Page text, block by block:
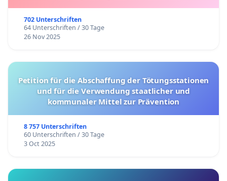
702 Unterschriften
64 Unterschriften / 30 Tage
26 Nov 2025
Petition für die Abschaffung der Tötungsstationen
und für die Verwendung staatlicher und
kommunaler Mittel zur Prävention
8 757 Unterschriften
60 Unterschriften / 30 Tage
3 Oct 2025